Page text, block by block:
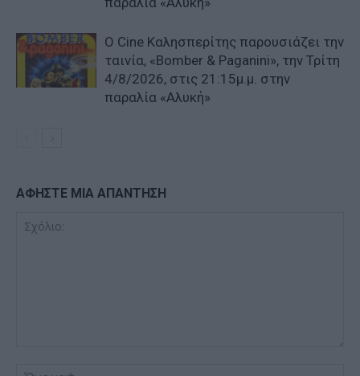
Ο Cine Καλησπερίτης παρουσιάζει την
ταινία, «Bomber & Paganini», την Τρίτη
4/8/2026, στις 21:15μ.μ. στην
παραλία «Αλυκή»
ΑΦΗΣΤΕ ΜΙΑ ΑΠΑΝΤΗΣΗ